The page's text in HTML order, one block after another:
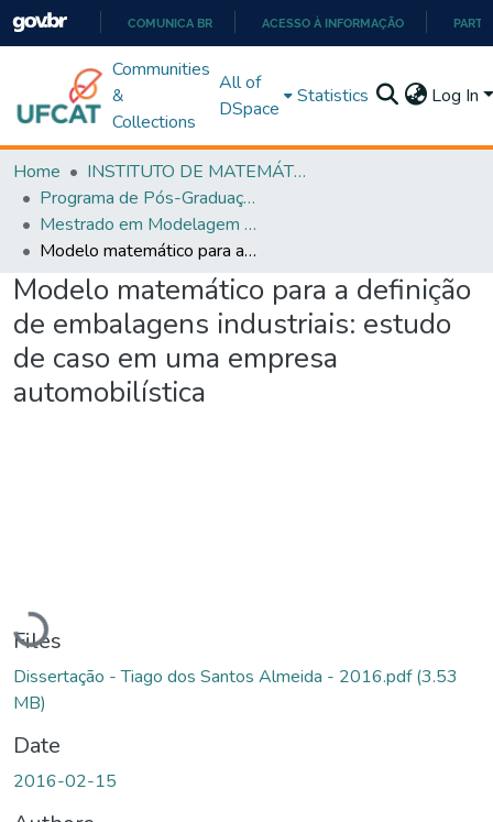
PARA
O
COMUNICA BR ACESSO À INFORMAÇÃO
Communities
&
Collections
All of
DSpace
Statistics Log In
Home
INSTITUTO DE MATEMÁTICA E TECNOLOGIA
Programa de Pós-Graduação em Modelagem e Otimização (PPGMO)
Mestrado em Modelagem e Otimização - PPGMO
Modelo matemático para a definição de embalagens industriais: estudo de caso em uma empresa automobilística
Modelo matemático para a definição
de embalagens industriais: estudo
de caso em uma empresa
automobilística
Loading...
Files
Dissertação - Tiago dos Santos Almeida - 2016.pdf(3.53
MB)
Date
2016-02-15